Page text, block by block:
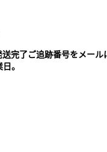
完了ご追跡番号をメー
。